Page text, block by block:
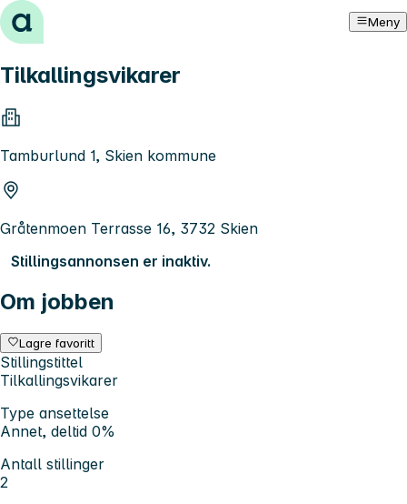
Hopp til innhold Meny
Tilkallingsvikarer
Tamburlund 1, Skien kommune
Gråtenmoen Terrasse 16, 3732 Skien
Stillingsannonsen er inaktiv.
Om jobben
Lagre favoritt
Stillingstittel
Tilkallingsvikarer
Type ansettelse
Annet, deltid 0%
Antall stillinger
2